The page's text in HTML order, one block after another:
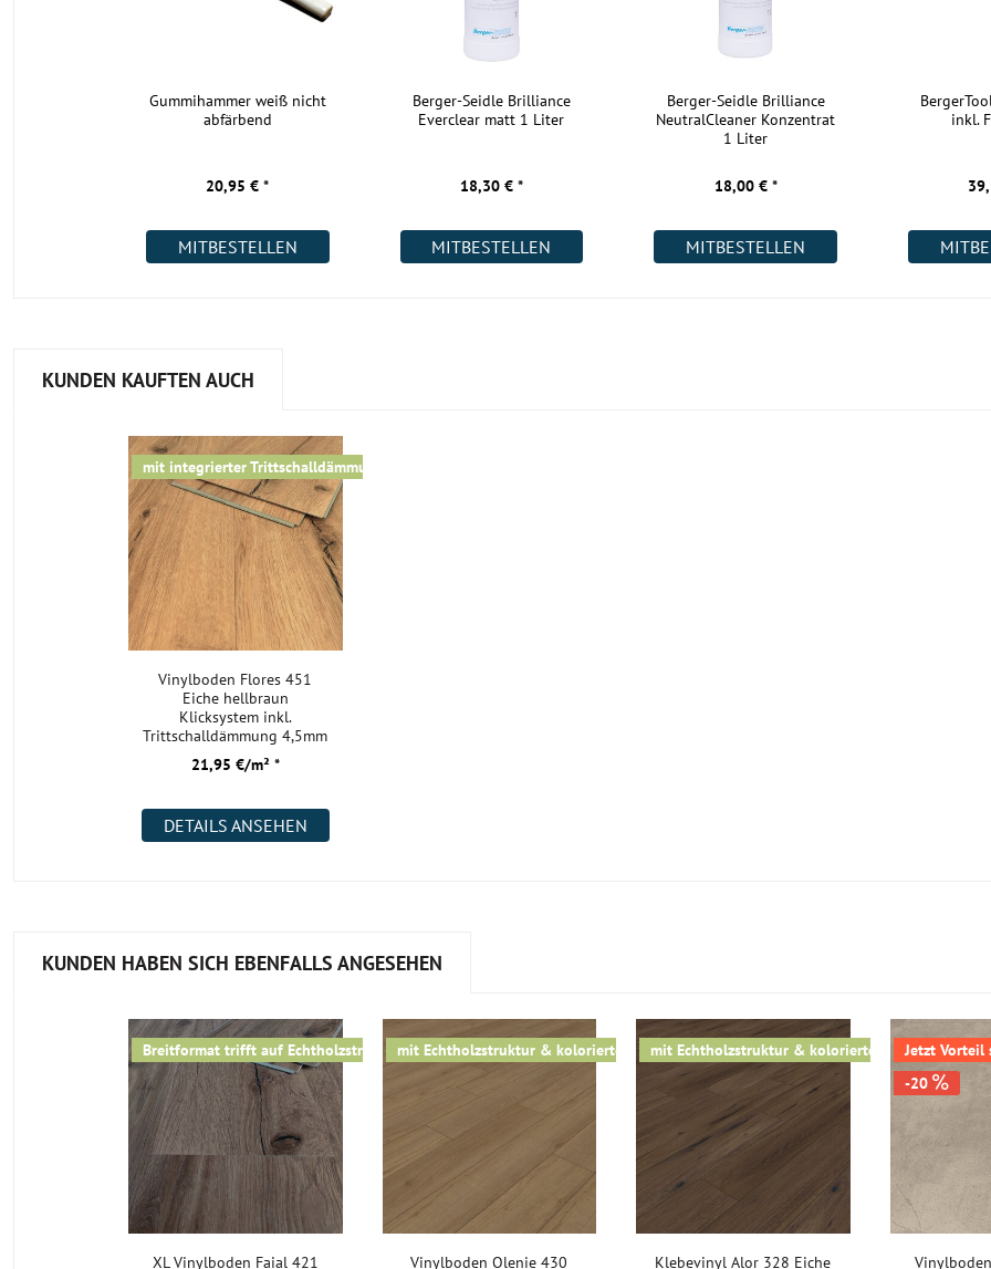
Keller:
Gewerbe (gering beansprucht):
Industrie:
Akklimatisierung:
Gummihammer weiß nicht
abfärbend
20,95 € *
MITBESTELLEN
Berger-Seidle Brilliance
Everclear matt 1 Liter
18,30 € *
MITBESTELLEN
Berger-Seidle Brilliance
NeutralCleaner Konzentrat
1 Liter
18,00 € *
MITBESTELLEN
inkl.
KUNDEN KAUFTEN AUCH
mit integrierter Trittschalldämmung
Vinylboden Flores 451
Eiche hellbraun
Klicksystem inkl.
Trittschalldämmung 4,5mm
TAMI Life
21,95 €/m² *
DETAILS ANSEHEN
KUNDEN HABEN SICH EBENFALLS ANGESEHEN
Breitformat trifft auf Echtholzstruktur
XL Vinylboden Faial 421
mit Echtholzstruktur & kolorierter V-Fuge
Vinylboden Olenie 430
mit Echtholzstruktur & kolorierter V-Fuge
Klebevinyl Alor 328 Eiche
Jetzt Vorteil
-20